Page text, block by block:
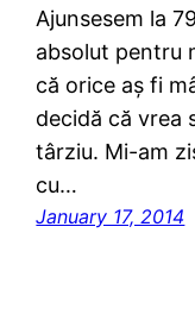
Ajunsesem la
absolut pentru
că orice aș fi
decidă că vrea
târziu. Mi-am
cu…
January 17, 2014